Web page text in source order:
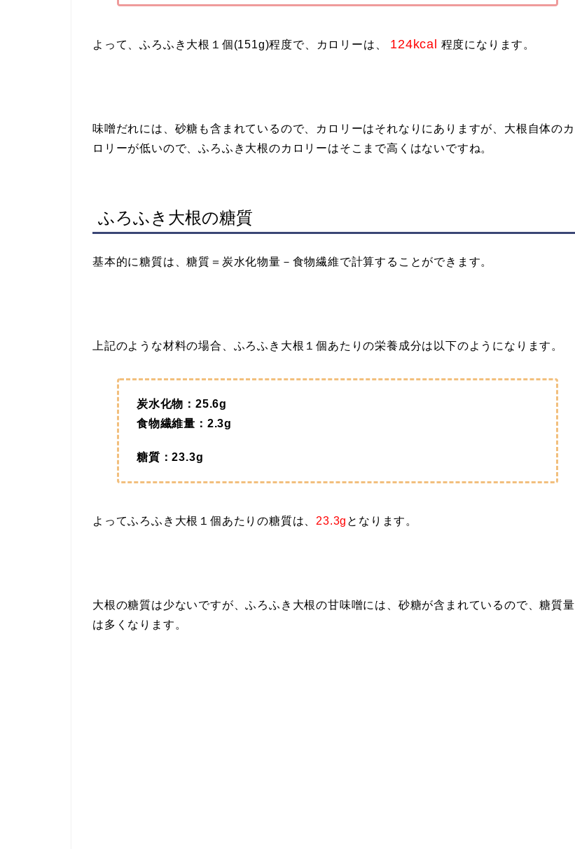
よって、ふろふき大根１個(151g)程度で、カロリーは、 124kcal 程度になります。
味噌だれには、砂糖も含まれているので、カロリーはそれなりにありますが、大根自体のカ
ロリーが低いので、ふろふき大根のカロリーはそこまで高くはないですね。
ふろふき大根の糖質
基本的に糖質は、糖質＝炭水化物量－食物繊維で計算することができます。
上記のような材料の場合、ふろふき大根１個あたりの栄養成分は以下のようになります。
炭水化物：25.6g
食物繊維量：2.3g
糖質：23.3g
よってふろふき大根１個あたりの糖質は、 23.3g となります。
大根の糖質は少ないですが、ふろふき大根の甘味噌には、砂糖が含まれているので、糖質量
は多くなります。